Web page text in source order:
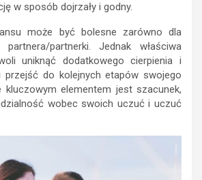
w sposób dojrzały i godny.
może być bolesne zarówno dla
partnerki. Jednak właściwa
uniknąć dodatkowego cierpienia i
przejść do kolejnych etapów swojego
kluczowym elementem jest szacunek,
wobec swoich uczuć i uczuć